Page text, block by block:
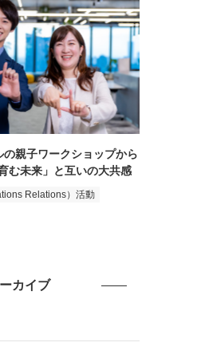
親子ワークショップから
む未来」と互いの大共感
Relations）活動
カイブ